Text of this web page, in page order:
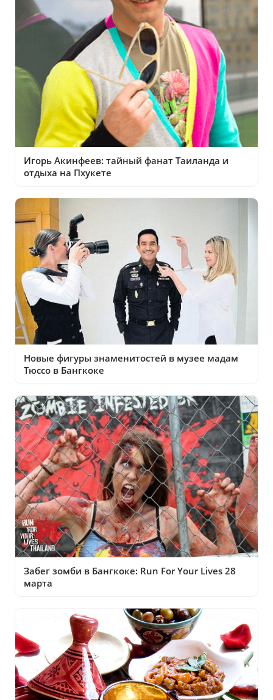
Игорь Акинфеев: тайный фанат Таиланда и
отдыха на Пхукете
Новые фигуры знаменитостей в музее мадам
Тюссо в Бангкоке
Забег зомби в Бангкоке: Run For Your Lives 28
марта